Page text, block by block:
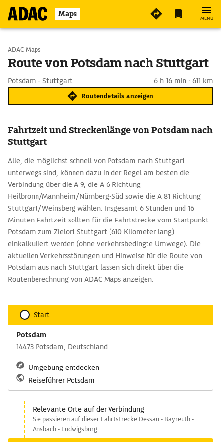
Maps MENÜ
Start wählen
ADAC Maps
Route von Potsdam nach Stuttgart
Potsdam - Stuttgart 6 h 16 min · 611 km
Routendetails anzeigen
Fahrtzeit und Streckenlänge von Potsdam nach
Stuttgart
Alle, die möglichst schnell von Potsdam nach Stuttgart
unterwegs sind, können dazu in der Regel am besten die
Verbindung über die A 9, die A 6 Richtung
Heilbronn/Mannheim/Nürnberg-Süd sowie die A 81 Richtung
Stuttgart/Weinsberg wählen. Insgesamt 6 Stunden und 16
Minuten Fahrtzeit sollten für die Fahrtstrecke vom Startpunkt
Potsdam zum Zielort Stuttgart (610 Kilometer lang)
einkalkuliert werden (ohne verkehrsbedingte Umwege). Die
aktuellen Verkehrsstörungen und Hinweise für die Route von
Potsdam aus nach Stuttgart lassen sich direkt über die
Routenberechnung von ADAC Maps anzeigen.
Start
Potsdam
14473 Potsdam, Deutschland
Umgebung entdecken
Reiseführer Potsdam
Relevante Orte auf der Verbindung
Sie passieren auf dieser Fahrtstrecke Dessau - Bayreuth -
Ansbach - Ludwigsburg.